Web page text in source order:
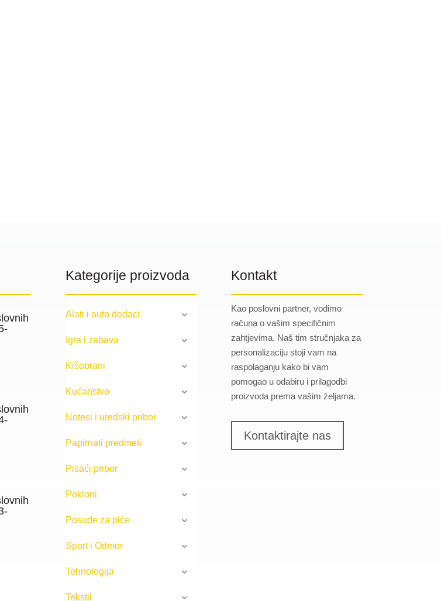
Kategorije proizvoda
Alati i auto dodaci
Igra i zabava
Kišobrani
Kućanstvo
Notesi i uredski pribor
Papirnati predmeti
Pisaći pribor
Pokloni
Posuđe za piće
Sport i Odmor
Tehnologija
Tekstil
Kontakt
Kao poslovni partner, vodimo
računa o vašim specifičnim
zahtjevima. Naš tim stručnjaka za
personalizaciju stoji vam na
raspolaganju kako bi vam
pomogao u odabiru i prilagodbi
proizvoda prema vašim željama.
Kontaktirajte nas